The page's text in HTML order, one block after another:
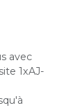
avec
1xAJ-